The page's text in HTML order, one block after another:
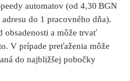
automatov (od 4,30 BGN
do 1 pracovného dňa).
obsadenosti a môže trvať
V prípade preťaženia môže
do najbližšej pobočky